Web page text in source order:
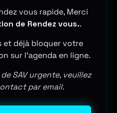
vous rapide, Merci
de Rendez vous..
et déjà bloquer votre
sur l'agenda en ligne.
SAV urgente, veuillez
par email.